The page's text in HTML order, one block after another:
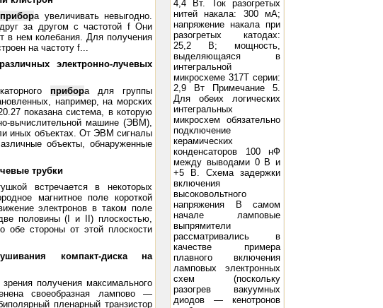
прибора увеличивать невыгодно.
за другом с частотой f Они
в нем колебания. Для получения
на частоту f...
электронно-лучевых
прибора для группы
например, на морских
показана система, в которую
вычислительной машине (ЭВМ),
иных объектах. От ЭВМ сигналы
объекты, обнаруженные
трубки
встречается в некоторых
магнитное поле короткой
электронов в таком поле
половины (I и II) плоскостью,
обе стороны от этой плоскости
компакт-диска на
получения максимального
своеобразная лампово —
пленарный транзистор
4,4 Вт. Ток разогретых
нитей накала: 300 мА;
напряжение накала при
разогретых катодах:
25,2 В; мощность,
выделяющаяся в
интегральной
микросхеме 317Т серии:
2,9 Вт Примечание 5.
Для обеих логических
интегральных
микросхем обязательно
подключение
керамических
конденсаторов 100 нФ
между выводами 0 В и
+5 В. Схема задержки
включения
высоковольтного
напряжения В самом
начале ламповые
выпрямители
рассматривались в
качестве примера
плавного включения
ламповых электронных
схем (поскольку
разогрев вакуумных
диодов — кенотронов